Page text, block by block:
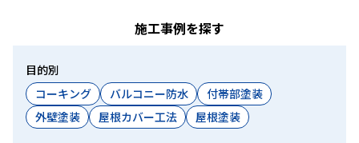
施工事例を探す
目的別
コーキング
バルコニー防水
付帯部塗装
外壁塗装
屋根カバー工法 屋根塗装